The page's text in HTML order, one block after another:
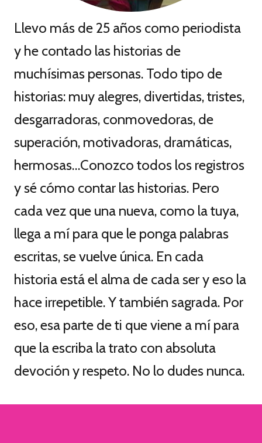
Llevo más de 25 años como periodista
y he contado las historias de
muchísimas personas. Todo tipo de
historias: muy alegres, divertidas, tristes,
desgarradoras, conmovedoras, de
superación, motivadoras, dramáticas,
hermosas…Conozco todos los registros
y sé cómo contar las historias. Pero
cada vez que una nueva, como la tuya,
llega a mí para que le ponga palabras
escritas, se vuelve única. En cada
historia está el alma de cada ser y eso la
hace irrepetible. Y también sagrada. Por
eso, esa parte de ti que viene a mí para
que la escriba la trato con absoluta
devoción y respeto. No lo dudes nunca.